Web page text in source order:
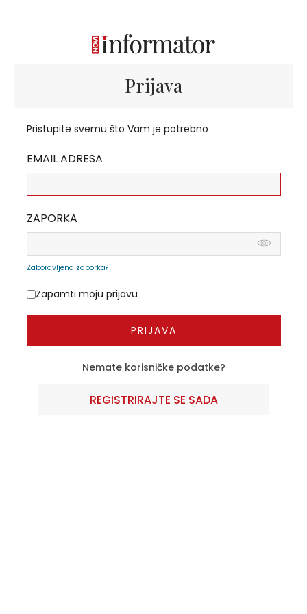
Prijava
Pristupite svemu što Vam je potrebno
EMAIL ADRESA
ZAPORKA
Zaboravljena zaporka?
Zapamti moju prijavu
Nemate korisničke podatke?
REGISTRIRAJTE SE SADA